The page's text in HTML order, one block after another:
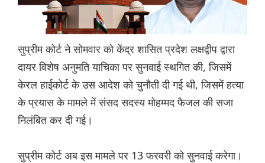
सुप्रीम कोर्ट ने सोमवार को केंद्र शासित प्रदेश लक्षद्वीप द्वारा
दायर विशेष अनुमति याचिका पर सुनवाई स्थगित की, जिसमें
केरल हाईकोर्ट के उस आदेश को चुनौती दी गई थी, जिसमें हत्या
के प्रयास के मामले में संसद सदस्य मोहम्मद फैजल की सजा
निलंबित कर दी गई।
सुप्रीम कोर्ट अब इस मामले पर 13 फरवरी को सुनवाई करेगा।